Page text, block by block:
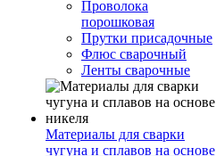
Проволока
порошковая
Прутки присадочные
Флюс сварочный
Ленты сварочные
Материалы для сварки
чугуна и сплавов на основе